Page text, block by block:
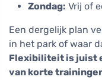
Zondag: Vrij of
Een dergelijk plan
in het park of waar
Flexibiliteit is juist
van korte